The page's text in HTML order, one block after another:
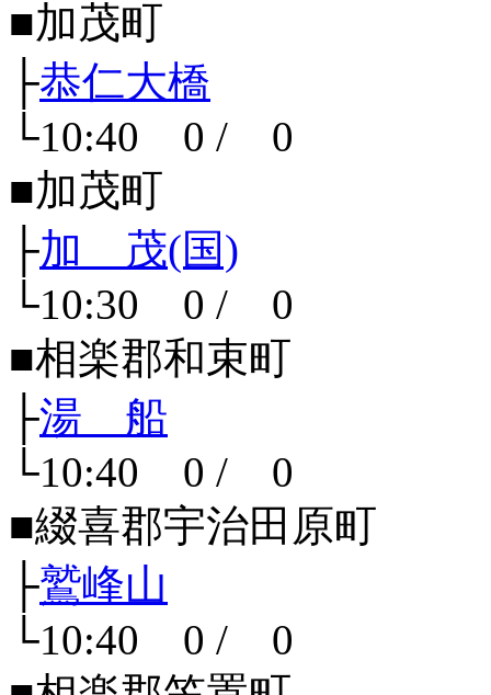
■加茂町
├恭仁大橋
└10:40 0 / 0
■加茂町
├加 茂(国)
└10:30 0 / 0
■相楽郡和束町
├湯 船
└10:40 0 / 0
■綴喜郡宇治田原町
├鷲峰山
└10:40 0 / 0